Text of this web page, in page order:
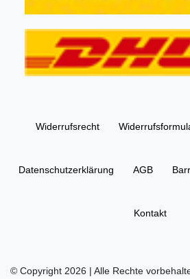
Widerrufs­recht
Daten­schutz­erklärung AGB
Kontakt
© Copyright 2026 | Alle Rechte